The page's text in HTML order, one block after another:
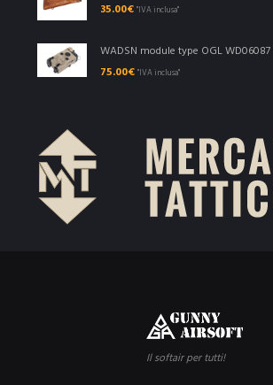
35.00€ "IVA inclusa"
WADSN module type OGL WD06087
75.00€ "IVA inclusa"
Il softair per tutti!